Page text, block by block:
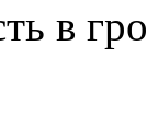
в